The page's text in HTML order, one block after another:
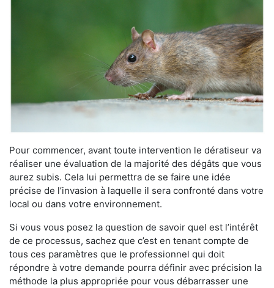
Pour commencer, avant toute intervention le dératiseur va
réaliser une évaluation de la majorité des dégâts que vous
aurez subis. Cela lui permettra de se faire une idée
précise de l’invasion à laquelle il sera confronté dans votre
local ou dans votre environnement.
Si vous vous posez la question de savoir quel est l’intérêt
de ce processus, sachez que c’est en tenant compte de
tous ces paramètres que le professionnel qui doit
répondre à votre demande pourra définir avec précision la
méthode la plus appropriée pour vous débarrasser une